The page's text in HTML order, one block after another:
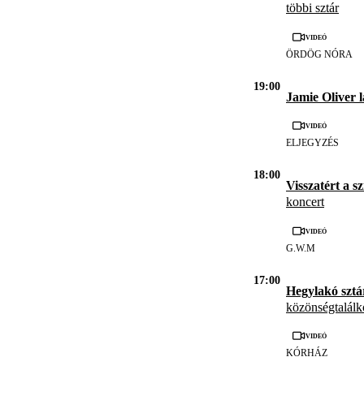
többi sztár
Videó
ÖRDÖG NÓRA
19:00
Jamie Oliver
Videó
ELJEGYZÉS
18:00
Visszatért a
koncert
Videó
G.W.M
17:00
Hegylakó
Videó
KÓRHÁZ